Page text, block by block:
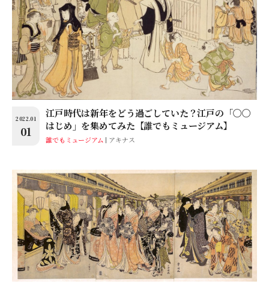
2022.01
01
江戸時代は新年をどう過ごしていた？江戸の「〇〇
はじめ」を集めてみた【誰でもミュージアム】
誰でもミュージアム アキナス